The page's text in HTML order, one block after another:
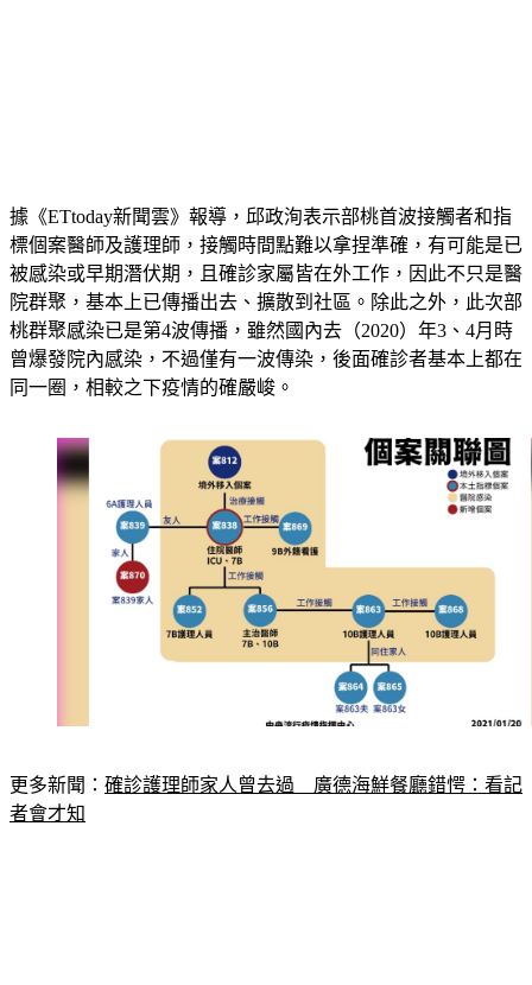
據《ETtoday新聞雲》報導，邱政洵表示部桃首波接觸者和指
標個案醫師及護理師，接觸時間點難以拿捏準確，有可能是已
被感染或早期潛伏期，且確診家屬皆在外工作，因此不只是醫
院群聚，基本上已傳播出去、擴散到社區。除此之外，此次部
桃群聚感染已是第4波傳播，雖然國內去（2020）年3、4月時
曾爆發院內感染，不過僅有一波傳染，後面確診者基本上都在
更多新聞：